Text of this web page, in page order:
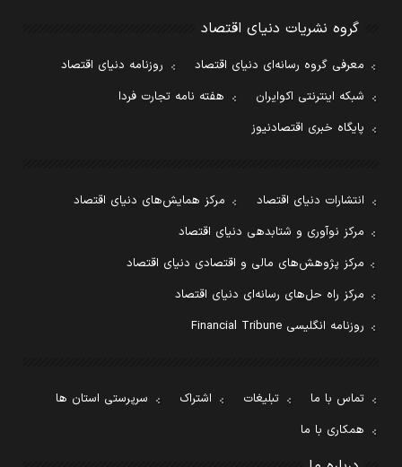
گروه نشریات دنیای اقتصاد
معرفی گروه رسانه‌ای دنیای اقتصاد
روزنامه دنیای اقتصاد
شبکه اینترنتی اکوایران
هفته نامه تجارت فردا
پایگاه خبری اقتصادنیوز
انتشارات دنیای اقتصاد
مرکز همایش‌های دنیای اقتصاد
مرکز نوآوری و شتابدهی دنیای اقتصاد
مرکز پژوهش‌های مالی و اقتصادی دنیای اقتصاد
مرکز راه حل‌های رسانه‌ای دنیای اقتصاد
روزنامه انگلیسی Financial Tribune
تماس با ما تبلیغات اشتراک
سرپرستی استان ها
همکاری با ما